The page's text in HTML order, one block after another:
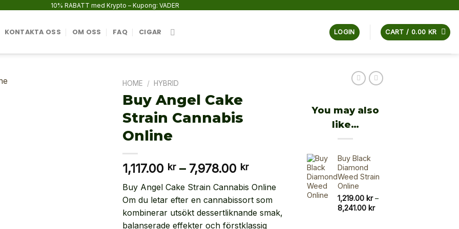
10% RABATT med Krypto – Kupong: VADER
KONTAKTA OSS OM OSS FAQ CIGAR LOGIN CART / 0.00 KR
HOME / HYBRID
Buy Angel Cake
Strain Cannabis
Online
1,117.00 kr – 7,978.00 krPrice
1,117.00 kr
through
7,978.00 kr
Buy Angel Cake Strain Cannabis Online
Om du letar efter en cannabissort som
kombinerar utsökt dessertliknande smak,
balanserade effekter och förstklassig
You may also
like…
Buy Black
Diamond
Weed Strain
Online
1,219.00 kr –
8,241.00 krPrice